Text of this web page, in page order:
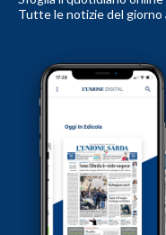
Tutte le notizie del